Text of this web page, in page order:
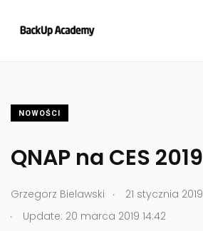
NOWOŚCI
QNAP na CES 2019
Grzegorz Bielawski .
21 stycznia 2019
.
Update: 20 marca 2019 14:42